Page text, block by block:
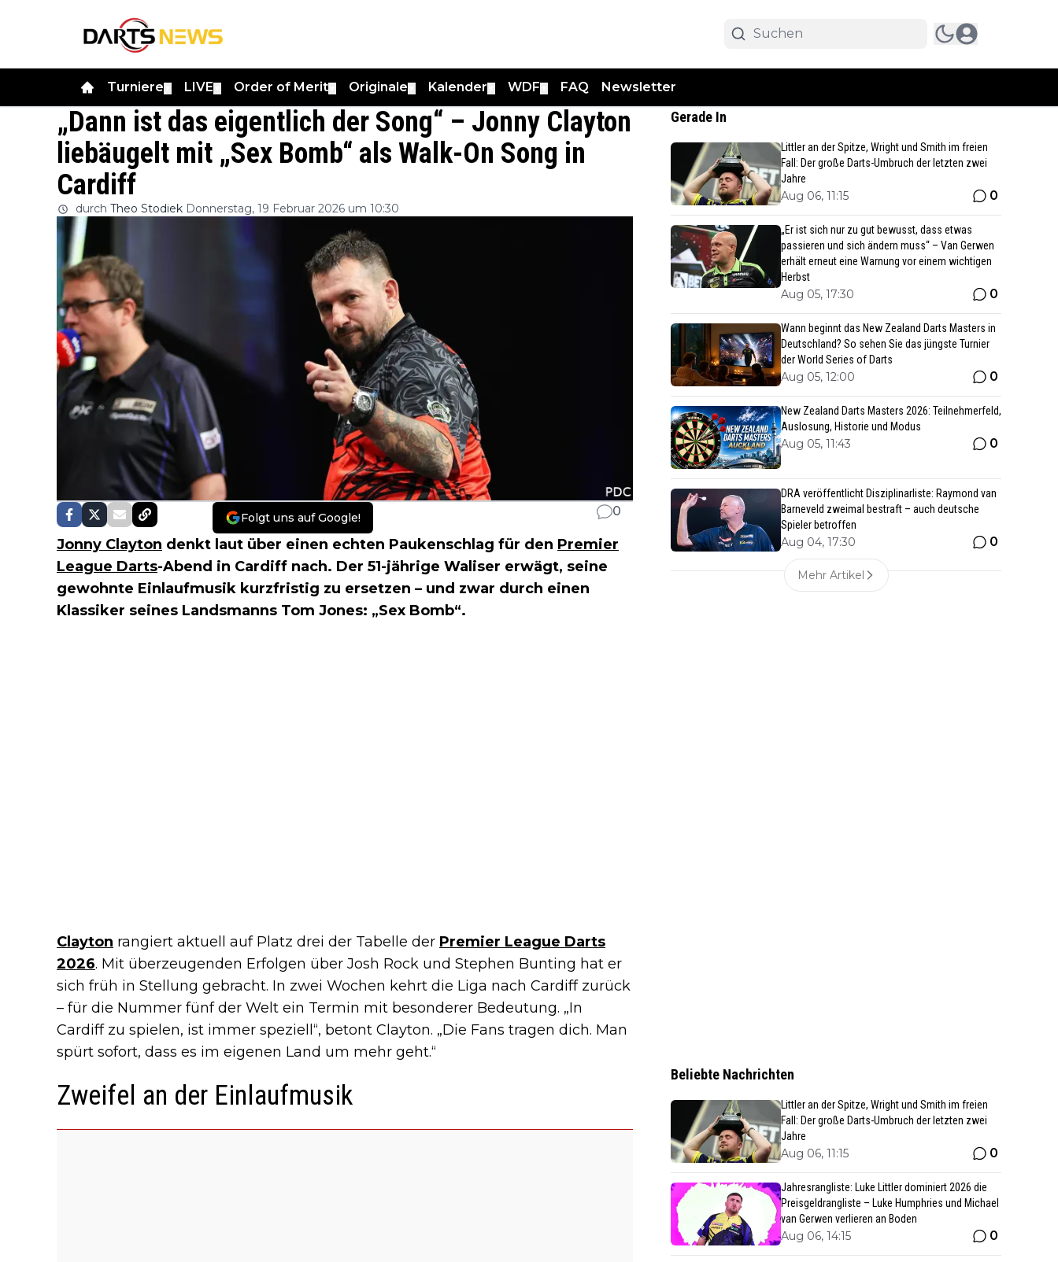
Turniere LIVE Order of Merit Originale Kalender WDF FAQ Newsletter
„Dann ist das eigentlich der Song“ – Jonny Clayton
liebäugelt mit „Sex Bomb“ als Walk-On Song in
Cardiff
durch Theo Stodiek Donnerstag, 19 Februar 2026 um 10:30
Folgt uns auf Google! 0
Jonny Clayton denkt laut über einen echten Paukenschlag für den Premier
League Darts-Abend in Cardiff nach. Der 51-jährige Waliser erwägt, seine
gewohnte Einlaufmusik kurzfristig zu ersetzen – und zwar durch einen
Klassiker seines Landsmanns Tom Jones: „Sex Bomb“.
Clayton rangiert aktuell auf Platz drei der Tabelle der Premier League Darts
2026. Mit überzeugenden Erfolgen über Josh Rock und Stephen Bunting hat er
sich früh in Stellung gebracht. In zwei Wochen kehrt die Liga nach Cardiff zurück
– für die Nummer fünf der Welt ein Termin mit besonderer Bedeutung. „In
Cardiff zu spielen, ist immer speziell“, betont Clayton. „Die Fans tragen dich. Man
spürt sofort, dass es im eigenen Land um mehr geht.“
Zweifel an der Einlaufmusik
Gerade In
Littler an der Spitze, Wright und Smith im freien
Fall: Der große Darts-Umbruch der letzten zwei
Jahre
Aug 06, 11:15 0
„Er ist sich nur zu gut bewusst, dass etwas
passieren und sich ändern muss“ – Van Gerwen
erhält erneut eine Warnung vor einem wichtigen
Herbst
Aug 05, 17:30 0
Wann beginnt das New Zealand Darts Masters in
Deutschland? So sehen Sie das jüngste Turnier
der World Series of Darts
Aug 05, 12:00 0
New Zealand Darts Masters 2026: Teilnehmerfeld,
Auslosung, Historie und Modus
Aug 05, 11:43 0
DRA veröffentlicht Disziplinarliste: Raymond van
Barneveld zweimal bestraft – auch deutsche
Spieler betroffen
Aug 04, 17:30 0
Mehr Artikel
Beliebte Nachrichten
Littler an der Spitze, Wright und Smith im freien
Fall: Der große Darts-Umbruch der letzten zwei
Jahre
Aug 06, 11:15 0
Jahresrangliste: Luke Littler dominiert 2026 die
Preisgeldrangliste – Luke Humphries und Michael
van Gerwen verlieren an Boden
Aug 06, 14:15 0